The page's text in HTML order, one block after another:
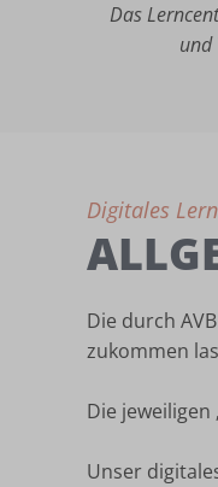
Das
und
Digitales
Die durch
zukommen
Die
Unser